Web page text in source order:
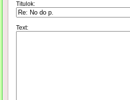
Titulok:
Text: